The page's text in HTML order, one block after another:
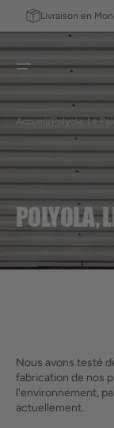
PASSER
CONTENU
Livraison en
Accueil/Polyola, Le
POLYOLA,
Nous avons testé
fabrication de nos
l'environnement,
actuellement.